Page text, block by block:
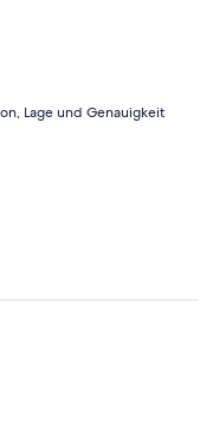
Lage und Genauigkeit